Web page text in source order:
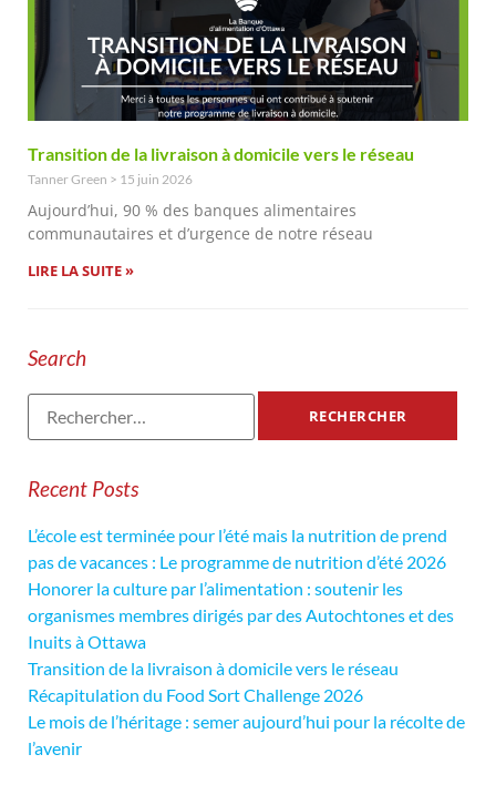
Transition de la livraison à domicile vers le réseau
Tanner Green 15 juin 2026
Aujourd’hui, 90 % des banques alimentaires
communautaires et d’urgence de notre réseau
LIRE LA SUITE »
Search
Recent Posts
L’école est terminée pour l’été mais la nutrition de prend
pas de vacances : Le programme de nutrition d’été 2026
Honorer la culture par l’alimentation : soutenir les
organismes membres dirigés par des Autochtones et des
Inuits à Ottawa
Transition de la livraison à domicile vers le réseau
Récapitulation du Food Sort Challenge 2026
Le mois de l’héritage : semer aujourd’hui pour la récolte de
l’avenir